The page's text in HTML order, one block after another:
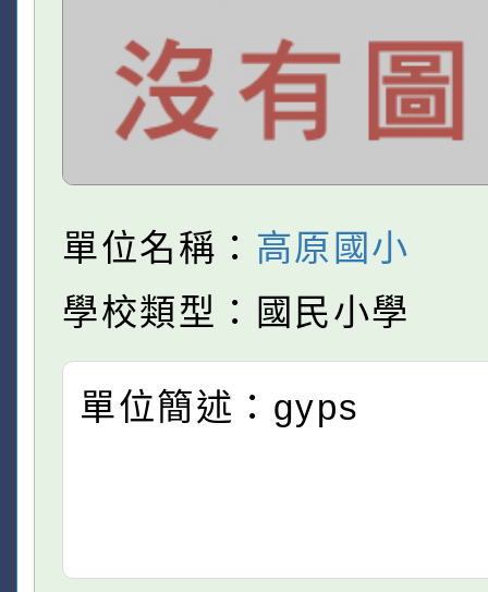
單位名稱： 高原國小
學校類型：國民小學
單位簡述：gyps